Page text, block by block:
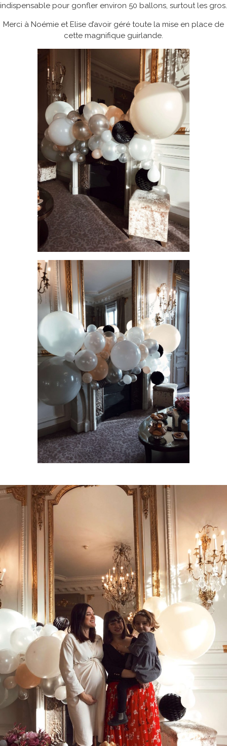
indispensable pour gonfler environ 50 ballons, surtout les gros.
Merci à Noémie et Elise d’avoir géré toute la mise en place de
cette magnifique guirlande.